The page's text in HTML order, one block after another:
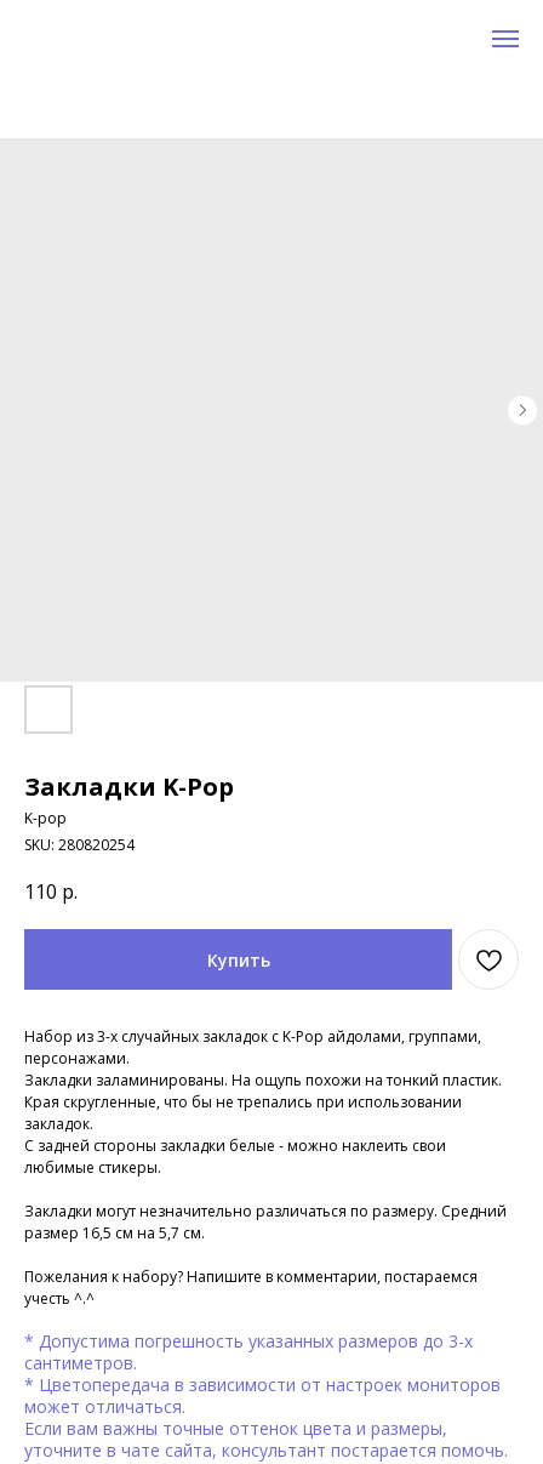
Закладки K-Pop
K-pop
SKU: 280820254
110 р.
Купить
Набор из 3-х случайных закладок с K-Pop айдолами, группами,
персонажами.
Закладки заламинированы. На ощупь похожи на тонкий пластик.
Края скругленные, что бы не трепались при использовании
закладок.
С задней стороны закладки белые - можно наклеить свои
любимые стикеры.
Закладки могут незначительно различаться по размеру. Средний
размер 16,5 см на 5,7 см.
Пожелания к набору? Напишите в комментарии, постараемся
учесть ^.^
* Допустима погрешность указанных размеров до 3-х
сантиметров.
* Цветопередача в зависимости от настроек мониторов
может отличаться.
Если вам важны точные оттенок цвета и размеры,
уточните в чате сайта, консультант постарается помочь.